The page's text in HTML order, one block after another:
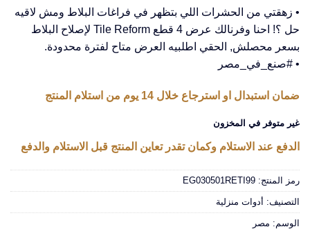
• زهقتي من الحشرات اللي بتظهر في فراغات البلاط ومش لاقيه
حل ؟! احنا وفرنالك عرض 4 قطع Tile Reform لإصلاح البلاط
بسعر محصلش, الحقي اطلبيه العرض متاح لفترة محدودة.
• #صنع_في_مصر
ضمان استبدال او استرجاع خلال 14 يوم من استلام المنتج
غير متوفر في المخزون
الدفع عند الاستلام وكمان تقدر تعاين المنتج قبل الاستلام والدفع
رمز المنتج: EG030501RETI99
التصنيف: أدوات منزلية
الوسم: مصر